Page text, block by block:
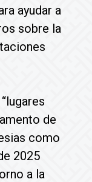
ayudar a
sobre la
de
como
2025
a la